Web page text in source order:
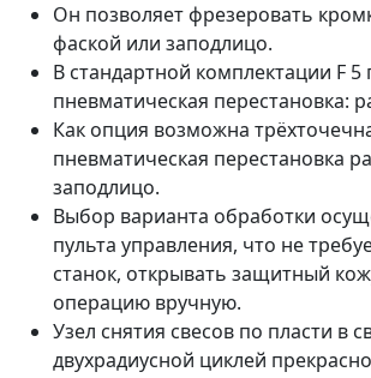
Он позволяет фрезеровать
фаской или заподлицо.
В стандартной комплектации F 5
пневматическая перестановка:
Как опция возможна
пневматическая перестановка
заподлицо.
Выбор варианта обработки
пульта управления, что не
станок, открывать защитный
операцию вручную.
Узел снятия свесов по пласти в
двухрадиусной циклей